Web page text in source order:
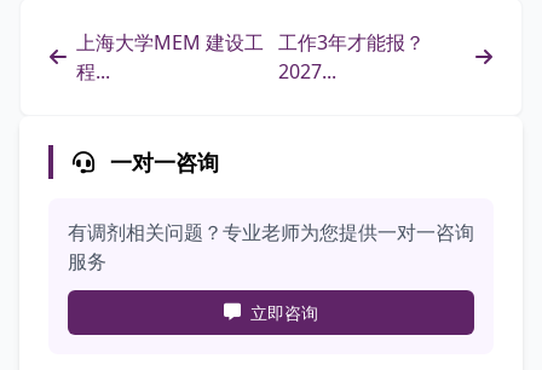
上海大学MEM 建设工
程...
工作3年才能报？
2027...
一对一咨询
有调剂相关问题？专业老师为您提供一对一咨询
服务
立即咨询